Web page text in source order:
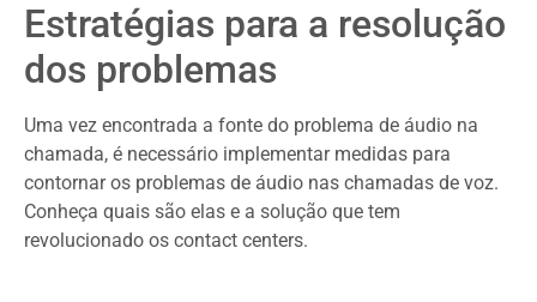
Estratégias para a resolução
dos problemas
Uma vez encontrada a fonte do problema de áudio na
chamada, é necessário implementar medidas para
contornar os problemas de áudio nas chamadas de voz.
Conheça quais são elas e a solução que tem
revolucionado os contact centers.